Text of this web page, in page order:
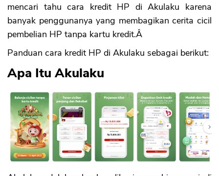
mencari tahu cara kredit HP di Akulaku karena
banyak penggunanya yang membagikan cerita cicil
pembelian HP tanpa kartu kredit.Â
Panduan cara kredit HP di Akulaku sebagai berikut:
Apa Itu Akulaku